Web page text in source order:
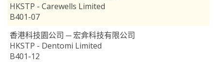
HKSTP - Carewells Limited
B401-07
香港科技園公司 ─ 宏弇科技有限公司
HKSTP - Dentomi Limited
B401-12